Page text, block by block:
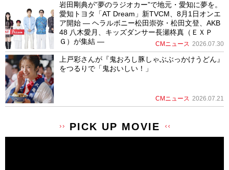
岩田剛典が”夢のラジオカー”で地元・愛知に夢を。
愛知トヨタ「AT Dream」新TVCM、8月1日オンエ
ア開始 ― ヘラルボニー松田崇弥・松田文登、AKB
48 八木愛月、キッズダンサー長瀬柊真（ＥＸＰ
Ｇ）が集結 ―
CMニュース 2026.07.30
上戸彩さんが『鬼おろし豚しゃぶぶっかけうどん』
をつるりで「鬼おいしい！」
CMニュース 2026.07.21
PICK UP MOVIE